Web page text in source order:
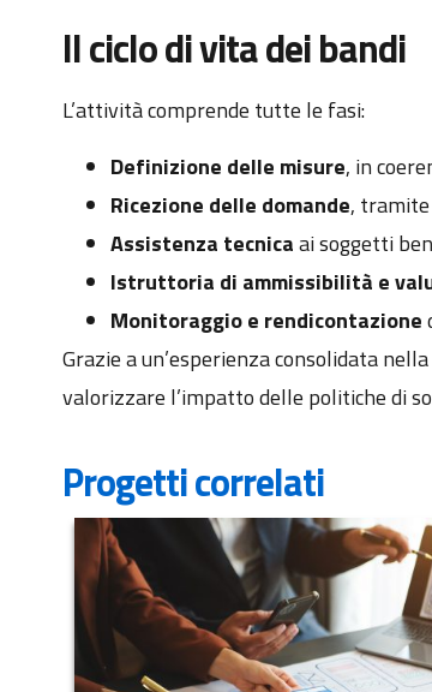
Il ciclo di vita dei bandi
L’attività comprende tutte le fasi:
Definizione delle misure, in
Ricezione delle domande,
Assistenza tecnicaai soggetti
Istruttoria di ammissibilità e
Monitoraggio e rendicontazione
Grazie a un’esperienza consolidata
valorizzare l’impatto delle politiche di
Progetti correlati